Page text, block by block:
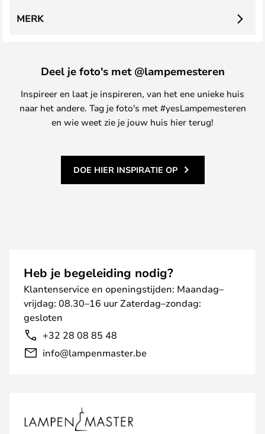
MERK
Deel je foto's met @lampemesteren
Inspireer en laat je inspireren, van het ene unieke huis
naar het andere. Tag je foto's met #yesLampemesteren
en wie weet zie je jouw huis hier terug!
DOE HIER INSPIRATIE OP
Heb je begeleiding nodig?
Klantenservice en openingstijden: Maandag–
vrijdag: 08.30–16 uur Zaterdag–zondag:
gesloten
+32 28 08 85 48
info@lampenmaster.be